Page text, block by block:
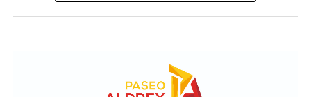
10 a 12 en la Biblioteca de Autores Marplatenses,
ubicada en el primer piso del edificio.